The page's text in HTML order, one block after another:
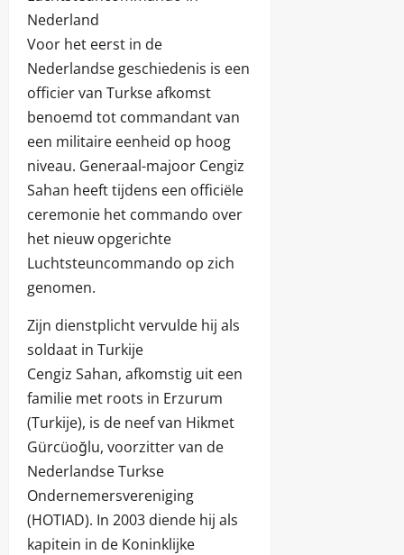
Nederland
Voor het eerst in de
Nederlandse geschiedenis is een
officier van Turkse afkomst
benoemd tot commandant van
een militaire eenheid op hoog
niveau. Generaal-majoor Cengiz
Sahan heeft tijdens een officiële
ceremonie het commando over
het nieuw opgerichte
Luchtsteuncommando op zich
genomen.
Zijn dienstplicht vervulde hij als
soldaat in Turkije
Cengiz Sahan, afkomstig uit een
familie met roots in Erzurum
(Turkije), is de neef van Hikmet
Gürcüoğlu, voorzitter van de
Nederlandse Turkse
Ondernemersvereniging
(HOTIAD). In 2003 diende hij als
kapitein in de Koninklijke